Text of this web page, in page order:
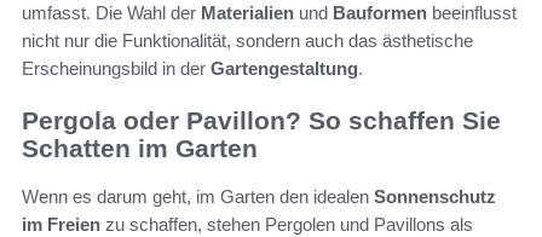
umfasst. Die Wahl der Materialien und Bauformen beeinflusst
nicht nur die Funktionalität, sondern auch das ästhetische
Erscheinungsbild in der Gartengestaltung.
Pergola oder Pavillon? So schaffen Sie
Schatten im Garten
Wenn es darum geht, im Garten den idealen Sonnenschutz
im Freien zu schaffen, stehen Pergolen und Pavillons als